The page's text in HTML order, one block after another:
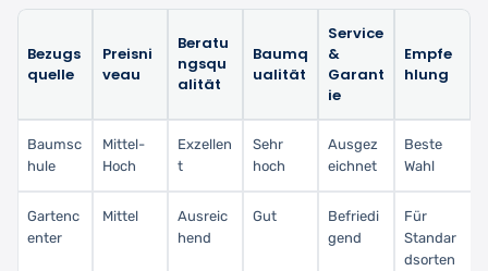
Bezugs
quelle
Preisni
veau
Beratu
ngsqu
alität
Baumq
ualität
Service
&
Garant
ie
Empfe
hlung
Baumsc
hule
Mittel-
Hoch
Exzellen
t
Sehr
hoch
Ausgez
eichnet
Beste
Wahl
Gartenc
enter
Mittel
Ausreic
hend
Gut
Befriedi
gend
Für
Standar
dsorten